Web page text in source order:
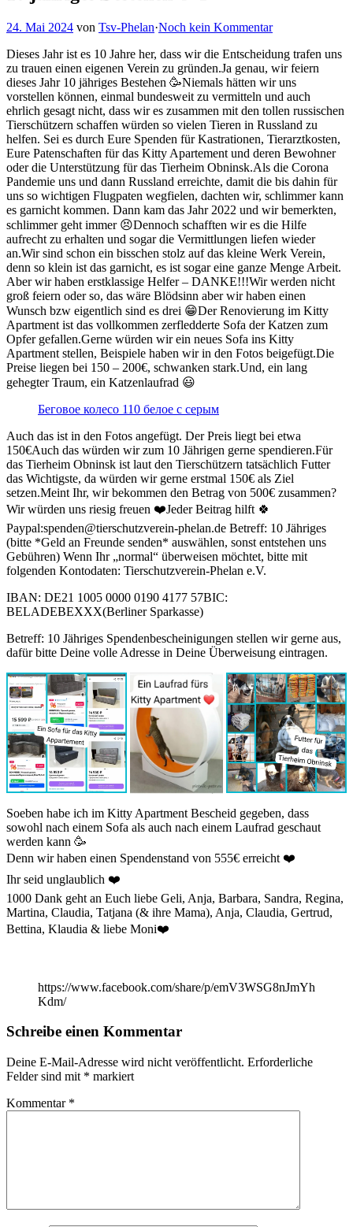
24. Mai 2024 von Tsv-Phelan·Noch kein Kommentar
Dieses Jahr ist es 10 Jahre her, dass wir die Entscheidung trafen uns
zu trauen einen eigenen Verein zu gründen.Ja genau, wir feiern
dieses Jahr 10 jähriges Bestehen 🥳Niemals hätten wir uns
vorstellen können, einmal bundesweit zu vermitteln und auch
ehrlich gesagt nicht, dass wir es zusammen mit den tollen russischen
Tierschützern schaffen würden so vielen Tieren in Russland zu
helfen. Sei es durch Eure Spenden für Kastrationen, Tierarztkosten,
Eure Patenschaften für das Kitty Apartement und deren Bewohner
oder die Unterstützung für das Tierheim Obninsk.Als die Corona
Pandemie uns und dann Russland erreichte, damit die bis dahin für
uns so wichtigen Flugpaten wegfielen, dachten wir, schlimmer kann
es garnicht kommen. Dann kam das Jahr 2022 und wir bemerkten,
schlimmer geht immer 😣Dennoch schafften wir es die Hilfe
aufrecht zu erhalten und sogar die Vermittlungen liefen wieder
an.Wir sind schon ein bisschen stolz auf das kleine Werk Verein,
denn so klein ist das garnicht, es ist sogar eine ganze Menge Arbeit.
Aber wir haben erstklassige Helfer – DANKE!!!Wir werden nicht
groß feiern oder so, das wäre Blödsinn aber wir haben einen
Wunsch bzw eigentlich sind es drei 😁Der Renovierung im Kitty
Apartment ist das vollkommen zerfledderte Sofa der Katzen zum
Opfer gefallen.Gerne würden wir ein neues Sofa ins Kitty
Apartment stellen, Beispiele haben wir in den Fotos beigefügt.Die
Preise liegen bei 150 – 200€, schwanken stark.Und, ein lang
gehegter Traum, ein Katzenlaufrad 😃
Беговое колесо 110 белое с серым
Auch das ist in den Fotos angefügt. Der Preis liegt bei etwa
150€Auch das würden wir zum 10 Jährigen gerne spendieren.Für
das Tierheim Obninsk ist laut den Tierschützern tatsächlich Futter
das Wichtigste, da würden wir gerne erstmal 150€ als Ziel
setzen.Meint Ihr, wir bekommen den Betrag von 500€ zusammen?
Wir würden uns riesig freuen ❤️Jeder Beitrag hilft 🍀
Paypal:spenden@tierschutzverein-phelan.de Betreff: 10 Jähriges
(bitte *Geld an Freunde senden* auswählen, sonst entstehen uns
Gebühren) Wenn Ihr „normal“ überweisen möchtet, bitte mit
folgenden Kontodaten: Tierschutzverein­-Phelan e.V.
IBAN: DE21 1005 0000 0190 4177 57BIC:
BELADEBEXXX(Berliner Sparkasse)
Betreff: 10 Jähriges Spendenbescheinigungen stellen wir gerne aus,
dafür bitte Deine volle Adresse in Deine Überweisung eintragen.
Soeben habe ich im Kitty Apartment Bescheid gegeben, dass
sowohl nach einem Sofa als auch nach einem Laufrad geschaut
werden kann 🥳
Denn wir haben einen Spendenstand von 555€ erreicht ❤️
Ihr seid unglaublich ❤️
1000 Dank geht an Euch liebe Geli, Anja, Barbara, Sandra, Regina,
Martina, Claudia, Tatjana (& ihre Mama), Anja, Claudia, Gertrud,
Bettina, Klaudia & liebe Moni❤️
https://www.facebook.com/share/p/emV3WSG8nJmYh
Kdm/
Schreibe einen Kommentar
Deine E-Mail-Adresse wird nicht veröffentlicht. Erforderliche
Felder sind mit * markiert
Kommentar *